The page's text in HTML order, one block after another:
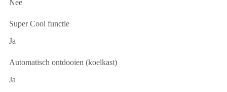
Nee
Super Cool functie
Ja
Automatisch ontdooien (koelkast)
Ja